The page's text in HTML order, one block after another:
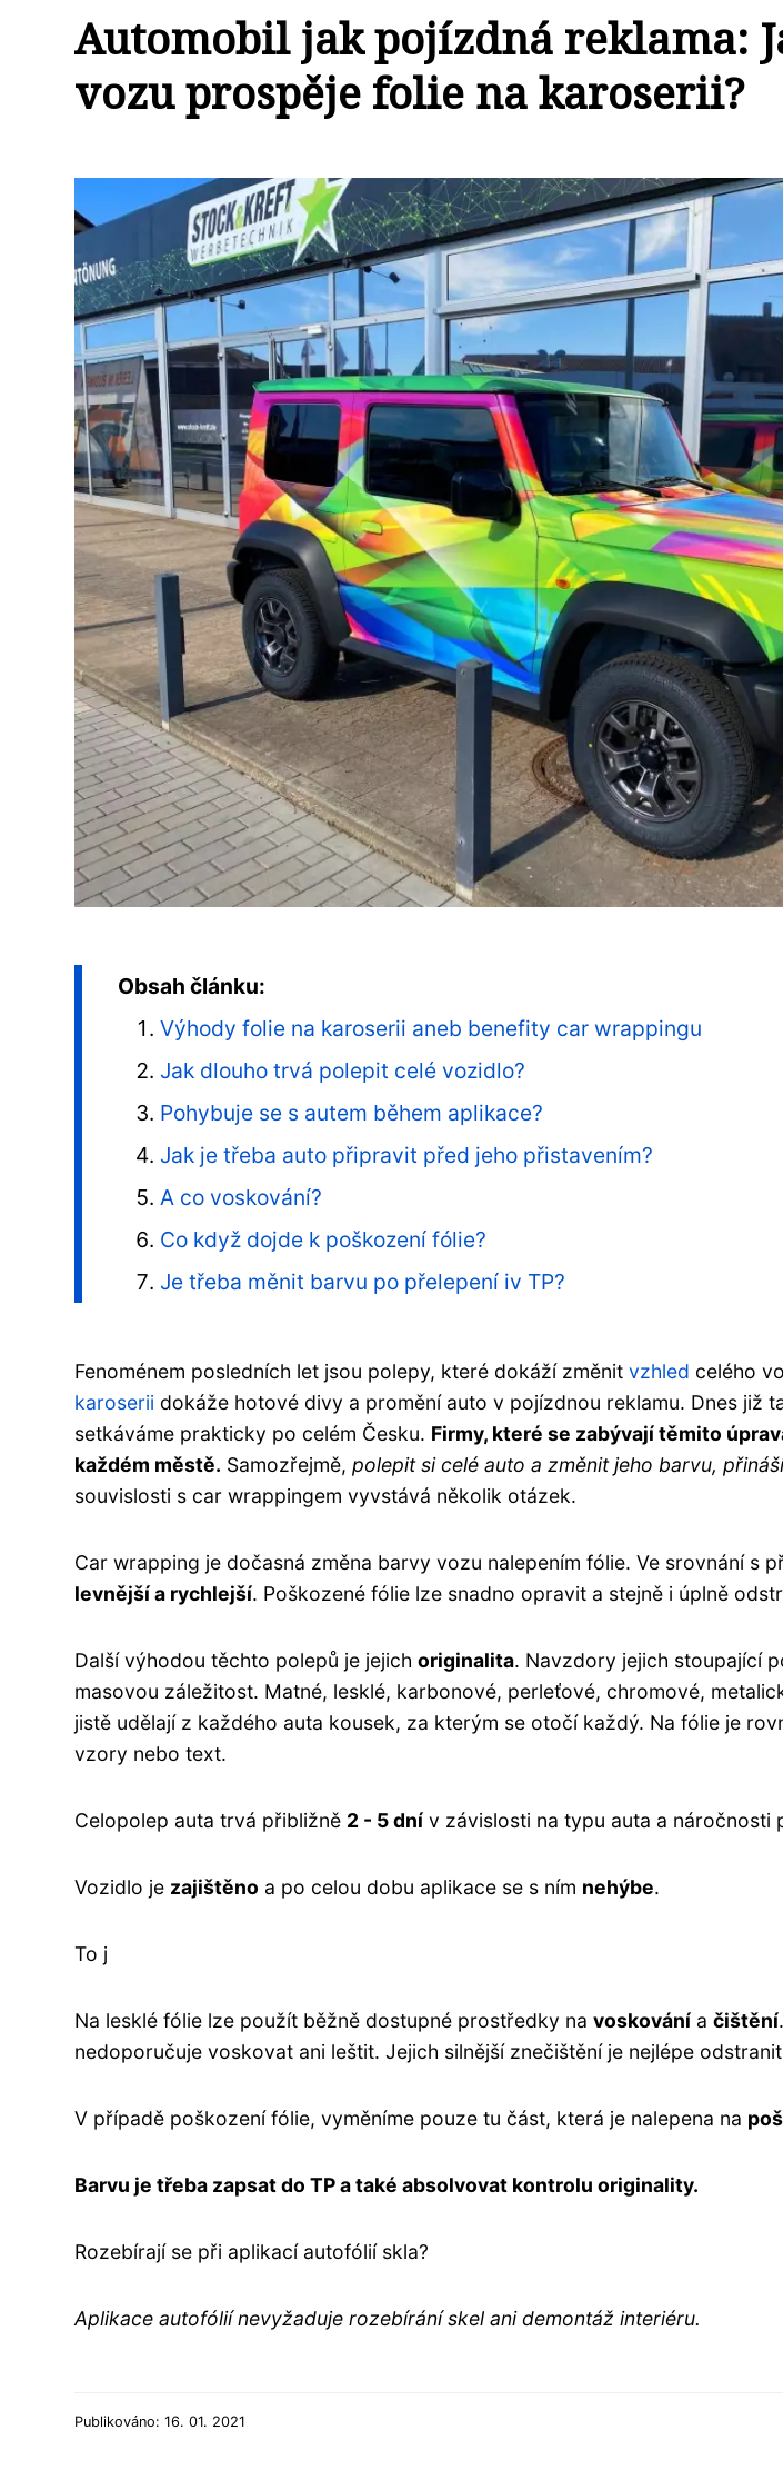
Automobil jak pojízdná reklama:
vozu prospěje folie na karoserii?
Obsah článku:
Výhody folie na karoserii aneb benefity car wrappingu
Jak dlouho trvá polepit celé vozidlo?
Pohybuje se s autem během aplikace?
Jak je třeba auto připravit před jeho přistavením?
A co voskování?
Co když dojde k poškození fólie?
Je třeba měnit barvu po přelepení iv TP?
Fenoménem posledních let jsou polepy, které dokáží změnit vzhled celého
karoserii dokáže hotové divy a promění auto v pojízdnou reklamu. Dnes již
setkáváme prakticky po celém Česku. Firmy, které se zabývají těmito
každém městě. Samozřejmě, polepit si celé auto a změnit jeho barvu,
souvislosti s car wrappingem vyvstává několik otázek.
Car wrapping je dočasná změna barvy vozu nalepením fólie. Ve srovnání s
levnější a rychlejší. Poškozené fólie lze snadno opravit a stejně i úplně
Další výhodou těchto polepů je jejich originalita. Navzdory jejich stoupající
masovou záležitost. Matné, lesklé, karbonové, perleťové, chromové,
jistě udělají z každého auta kousek, za kterým se otočí každý. Na fólie je
vzory nebo text.
Celopolep auta trvá přibližně 2 - 5 dní v závislosti na typu auta a náročnosti
Vozidlo je zajištěno a po celou dobu aplikace se s ním nehýbe.
To j
Na lesklé fólie lze použít běžně dostupné prostředky na voskování a čištění
nedoporučuje voskovat ani leštit. Jejich silnější znečištění je nejlépe
V případě poškození fólie, vyměníme pouze tu část, která je nalepena na
Barvu je třeba zapsat do TP a také absolvovat kontrolu originality.
Rozebírají se při aplikací autofólií skla?
Aplikace autofólií nevyžaduje rozebírání skel ani demontáž interiéru.
Publikováno: 16. 01. 2021